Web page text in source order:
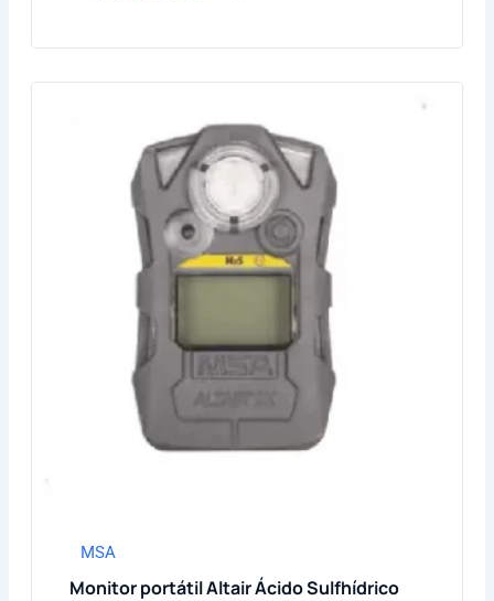
MSA
Monitor portátil Altair Ácido Sulfhídrico